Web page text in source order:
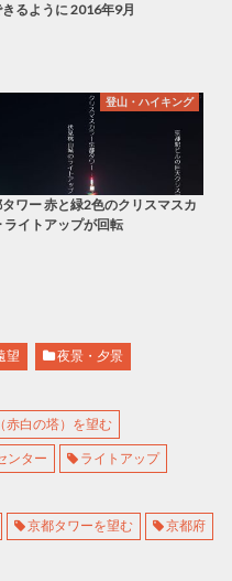
るように 2016年9月
登山・ハイキング
ワー 赤と緑2色のクリスマスカ
ライトアップが回転
望 夜景・夕景
赤白の塔）を望む
ンター ライトアップ
京都タワーを望む 京都府